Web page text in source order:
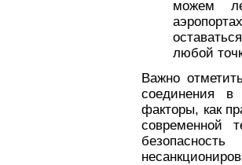
можем
любой
Важно
соединения в
факторы, как
современной